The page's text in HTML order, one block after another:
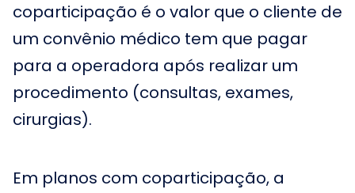
coparticipação é o valor que o cliente de
um convênio médico tem que pagar
para a operadora após realizar um
procedimento (consultas, exames,
cirurgias).
Em planos com coparticipação, a